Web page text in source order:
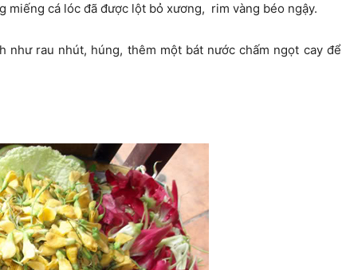
miếng cá lóc đã được lột bỏ xương, rim vàng béo ngậy.
rau nhút, húng, thêm một bát nước chấm ngọt cay để